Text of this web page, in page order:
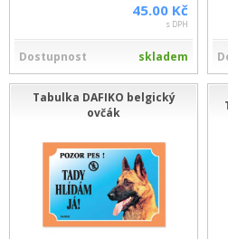
45.00 Kč
s DPH
Dostupnost skladem
Tabulka DAFIKO belgický
ovčák